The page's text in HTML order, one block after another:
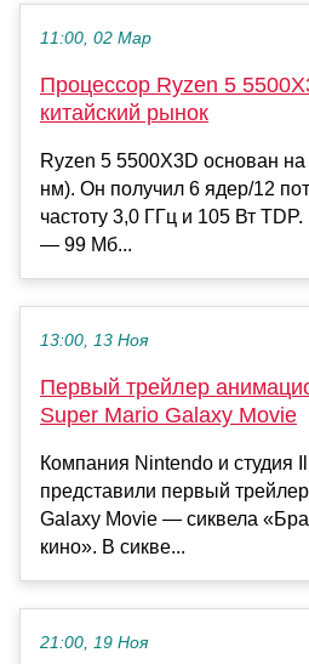
11:00, 02 Мар
Процессор Ryzen 5
китайский рынок
Ryzen 5 5500X3D основан на
нм). Он получил 6 ядер/12
частоту 3,0 ГГц и 105 Вт
— 99 Мб...
13:00, 13 Ноя
Первый трейлер
Super Mario Galaxy Movie
Компания Nintendo и студия
представили первый
Galaxy Movie — сиквела
кино». В сикве...
21:00, 19 Ноя